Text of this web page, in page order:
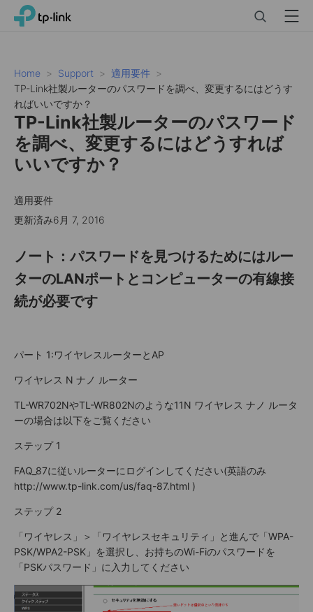
Click
navigation
bar
TP-Link, Reliably Smart Menu
Home Support
適用要件
TP-Link社製ルーターのパスワードを調べ、変更するにはどうす
ればいいですか？
TP-Link社製ルーターのパスワード
を調べ、変更するにはどうすれば
いいですか？
適用要件
更新済み6月 7, 2016
ノート：パスワードを見つけるためにはルー
ターのLANポートとコンピューターの有線接
続が必要です
パート 1:ワイヤレスルーターとAP
ワイヤレス N ナノ ルーター
TL-WR702NやTL-WR802Nのような11N ワイヤレス ナノ ルータ
ーの場合は以下をご覧ください
ステップ 1
FAQ_87に従いルーターにログインしてください(英語のみ
http://www.tp-link.com/us/faq-87.html )
ステップ 2
「ワイヤレス」＞「ワイヤレスセキュリティ」と進んで「WPA-
PSK/WPA2-PSK」を選択し、お持ちのWi-Fiのパスワードを
「PSKパスワード」に入力してください